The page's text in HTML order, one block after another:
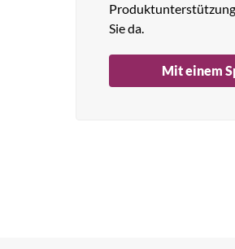
Sie da.
Mit einem